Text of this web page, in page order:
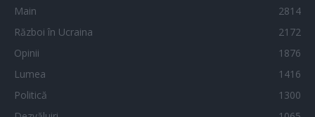
Main
2814
Război în Ucraina
2172
Opinii
1876
Lumea
1416
Politică
1300